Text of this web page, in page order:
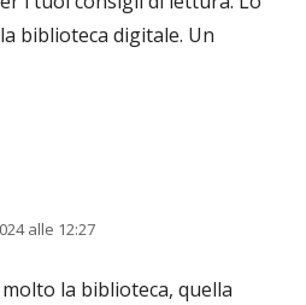
biblioteca digitale. Un
alle 12:27
la biblioteca, quella